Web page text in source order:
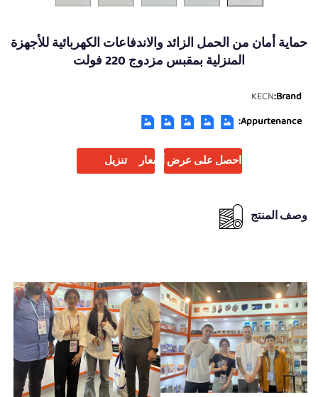
حماية أمان من الحمل الزائد والاندفاعات الكهربائية للأجهزة
المنزلية بمقبس مزدوج 220 فولت
Brand:
KECN
Appurtenance:
احصل على عرض أسعار تنزيل
وصف المنتج